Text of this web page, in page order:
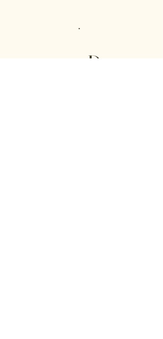
Desserter